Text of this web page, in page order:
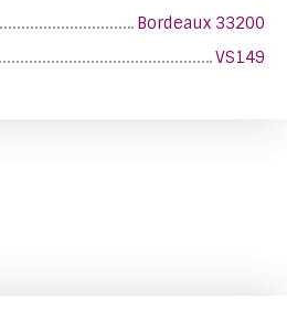
Bordeaux 33200
VS149